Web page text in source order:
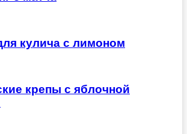
кулича с лимоном
крепы с яблочной